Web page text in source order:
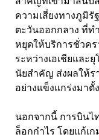
ความเสี่ยงทางภูมิ
ตะวันออกกลาง ที่ท
หยุดให้บริการชั่วคร
ระหว่างเอเชียและ
นัยสำคัญ ส่งผลให้ร
อย่างแข็งแกร่งมา
นอกจากนี้ การบินไ
ล็อกกำไร โดยแก้เ